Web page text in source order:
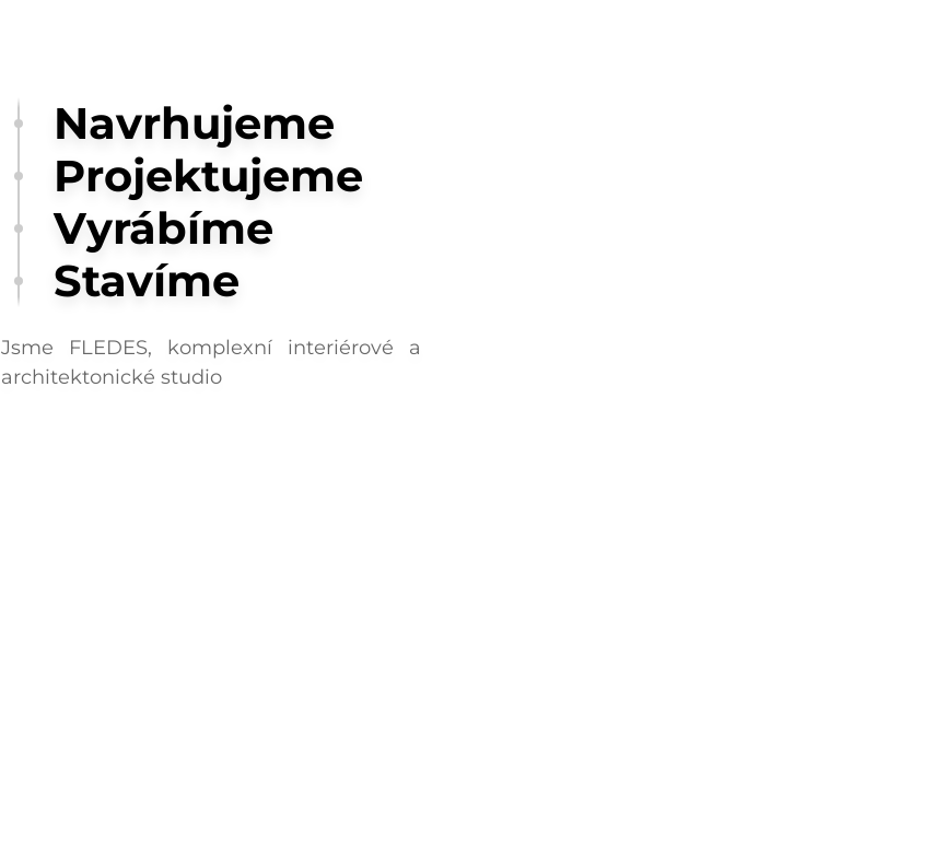
Navrhujeme
Projektujeme
Vyrábíme
Stavíme
Jsme FLEDES, komplexní interiérové a
architektonické studio